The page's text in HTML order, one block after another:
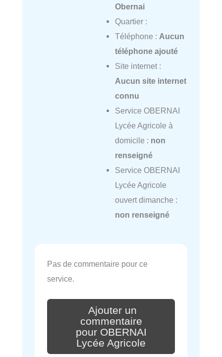
Obernai
Quartier :
Téléphone : Aucun
téléphone ajouté
Site internet :
Aucun site internet
connu
Service OBERNAI
Lycée Agricole à
domicile : non
renseigné
Service OBERNAI
Lycée Agricole
ouvert dimanche :
non renseigné
Pas de commentaire pour ce
service.
Ajouter un
commentaire
pour OBERNAI
Lycée Agricole